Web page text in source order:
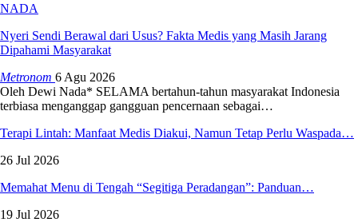
NADA
Nyeri Sendi Berawal dari Usus? Fakta Medis yang Masih Jarang
Dipahami Masyarakat
Metronom 6 Agu 2026
Oleh Dewi Nada* SELAMA bertahun-tahun masyarakat Indonesia
terbiasa menganggap gangguan pencernaan sebagai…
Terapi Lintah: Manfaat Medis Diakui, Namun Tetap Perlu Waspada…
26 Jul 2026
Memahat Menu di Tengah “Segitiga Peradangan”: Panduan…
19 Jul 2026